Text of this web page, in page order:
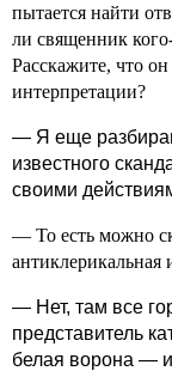
пытается найти
ли священник
Расскажите, что
интерпретации?
— Я еще
известного
своими
— То есть можно
антиклерикальная
— Нет, там все
представитель
белая ворона —